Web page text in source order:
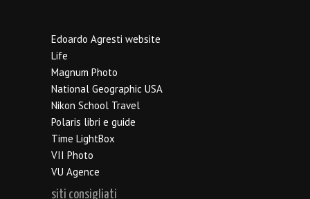
Edoardo Agresti website
Life
Magnum Photo
National Geographic USA
Nikon School Travel
Polaris libri e guide
Time LightBox
VII Photo
VU Agence
siti consigliati